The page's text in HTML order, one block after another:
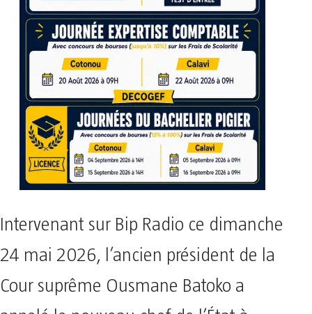
Intervenant sur Bip Radio ce dimanche
24 mai 2026, l’ancien président de la
Cour suprême Ousmane Batoko a